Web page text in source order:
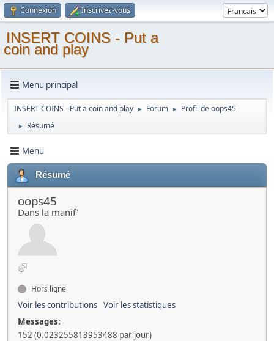
Connexion Inscrivez-vous
INSERT COINS - Put a
coin and play
Menu principal
INSERT COINS - Put a coin and play ► Forum ► Profil de oops45
► Résumé
Menu
Résumé
oops45
Dans la manif'
Hors ligne
Voir les contributions Voir les statistiques
Messages:
152 (0.023255813953488 par jour)